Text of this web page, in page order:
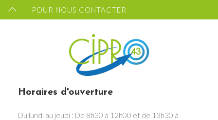
POUR NOUS CONTACTER
Horaires d'ouverture
Du lundi au jeudi : De 8h30 à 12h00 et de 13h30 à